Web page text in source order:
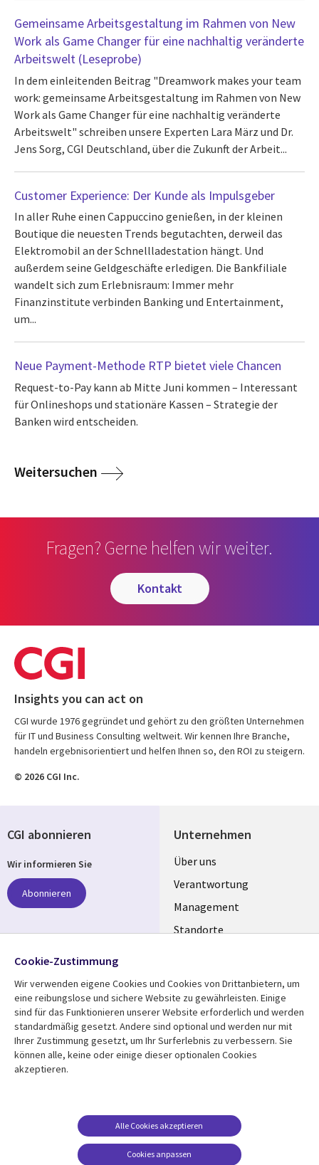
Gemeinsame Arbeitsgestaltung im Rahmen von New
Work als Game Changer für eine nachhaltig veränderte
Arbeitswelt (Leseprobe)
In dem einleitenden Beitrag "Dreamwork makes your team
work: gemeinsame Arbeitsgestaltung im Rahmen von New
Work als Game Changer für eine nachhaltig veränderte
Arbeitswelt" schreiben unsere Experten Lara März und Dr.
Jens Sorg, CGI Deutschland, über die Zukunft der Arbeit...
Customer Experience: Der Kunde als Impulsgeber
In aller Ruhe einen Cappuccino genießen, in der kleinen
Boutique die neuesten Trends begutachten, derweil das
Elektromobil an der Schnellladestation hängt. Und
außerdem seine Geldgeschäfte erledigen. Die Bankfiliale
wandelt sich zum Erlebnisraum: Immer mehr
Finanzinstitute verbinden Banking und Entertainment,
um...
Neue Payment-Methode RTP bietet viele Chancen
Request-to-Pay kann ab Mitte Juni kommen – Interessant
für Onlineshops und stationäre Kassen – Strategie der
Banken wird entscheiden.
Weitersuchen
Fragen? Gerne helfen wir weiter.
kontakt
Insights you can act on
CGI wurde 1976 gegründet und gehört zu den größten Unternehmen
für IT und Business Consulting weltweit. Wir kennen Ihre Branche,
handeln ergebnisorientiert und helfen Ihnen so, den ROI zu steigern.
© 2026 CGI Inc.
Unternehmen
Useful
links
GERMANY
Über uns
Verantwortung
Management
Standorte
Mediathek
Library
GERMANY
Aktuelles
Rechtliches
Beschwerden/Hinweise
Compliance
Datenschutz
CGI abonnieren
Wir informieren Sie
Abonnieren
Folgen Sie uns
Social
Media
GERMANY
Cookie-Zustimmung
Wir verwenden eigene Cookies und Cookies von Drittanbietern, um
eine reibungslose und sichere Website zu gewährleisten. Einige
sind für das Funktionieren unserer Website erforderlich und werden
standardmäßig gesetzt. Andere sind optional und werden nur mit
Ihrer Zustimmung gesetzt, um Ihr Surferlebnis zu verbessern. Sie
können alle, keine oder einige dieser optionalen Cookies
akzeptieren.
Cookies anpassen
Alle Cookies akzeptieren